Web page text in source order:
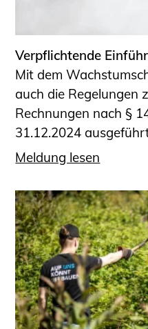
Anträge, Anzeigen,
Fortbildung/Seminare
Informationen für
und Ingenieure
Recht
Planungswettbewerbe
Publikationen
Staatlich anerkannte
Öffentlich bestellte
Sachverständige
Prüfsachverständige
Qualifizierte
Bauvorlageberechtigte
Sachkundige für
Verpflichtende
Mit dem
auch die Regelungen
Rechnungen nach §
31.12.2024
Meldung lesen